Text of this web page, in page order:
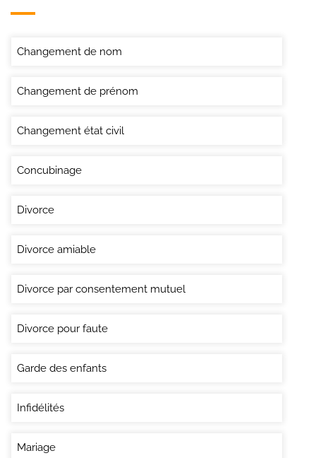
Changement de nom
Changement de prénom
Changement état civil
Concubinage
Divorce
Divorce amiable
Divorce par consentement mutuel
Divorce pour faute
Garde des enfants
Infidélités
Mariage